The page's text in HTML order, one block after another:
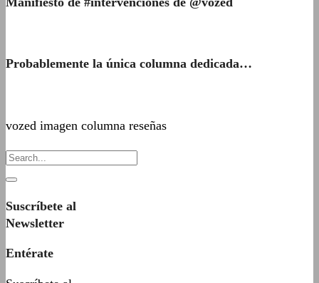
Probablemente la única columna dedicada…
vozed imagen columna reseñas
Suscríbete al
Newsletter
Entérate